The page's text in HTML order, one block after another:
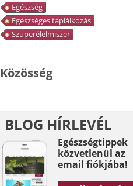
Egészség
Egészséges táplálkozás
Szuperélelmiszer
Közösség
BLOG HÍRLEVÉL
Egészségtippek
közvetlenül az
email fiókjába!